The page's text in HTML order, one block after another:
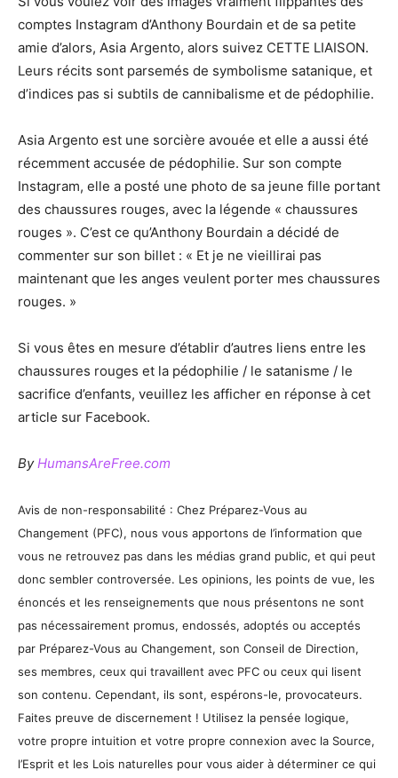
comptes Instagram d’Anthony Bourdain et de sa petite
amie d’alors, Asia Argento, alors suivez CETTE LIAISON.
Leurs récits sont parsemés de symbolisme satanique, et
d’indices pas si subtils de cannibalisme et de pédophilie.
Asia Argento est une sorcière avouée et elle a aussi été
récemment accusée de pédophilie. Sur son compte
Instagram, elle a posté une photo de sa jeune fille portant
des chaussures rouges, avec la légende « chaussures
rouges ». C’est ce qu’Anthony Bourdain a décidé de
commenter sur son billet : « Et je ne vieillirai pas
maintenant que les anges veulent porter mes chaussures
rouges. »
Si vous êtes en mesure d’établir d’autres liens entre les
chaussures rouges et la pédophilie / le satanisme / le
sacrifice d’enfants, veuillez les afficher en réponse à cet
article sur Facebook.
By HumansAreFree.com
Avis de non-responsabilité : Chez Préparez-Vous au
Changement (PFC), nous vous apportons de l’information que
vous ne retrouvez pas dans les médias grand public, et qui peut
donc sembler controversée. Les opinions, les points de vue, les
énoncés et les renseignements que nous présentons ne sont
pas nécessairement promus, endossés, adoptés ou acceptés
par Préparez-Vous au Changement, son Conseil de Direction,
ses membres, ceux qui travaillent avec PFC ou ceux qui lisent
son contenu. Cependant, ils sont, espérons-le, provocateurs.
Faites preuve de discernement ! Utilisez la pensée logique,
votre propre intuition et votre propre connexion avec la Source,
l’Esprit et les Lois naturelles pour vous aider à déterminer ce qui